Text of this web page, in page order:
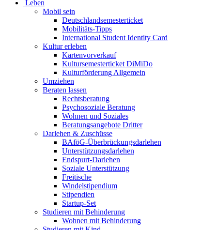
Leben
Mobil sein
Deutschlandsemesterticket
Mobilitäts-Tipps
International Student Identity Card
Kultur erleben
Kartenvorverkauf
Kultursemesterticket DiMiDo
Kulturförderung Allgemein
Umziehen
Beraten lassen
Rechtsberatung
Psychosoziale Beratung
Wohnen und Soziales
Beratungsangebote Dritter
Darlehen & Zuschüsse
BAföG-Überbrückungsdarlehen
Unterstützungsdarlehen
Endspurt-Darlehen
Soziale Unterstützung
Freitische
Windelstipendium
Stipendien
Startup-Set
Studieren mit Behinderung
Wohnen mit Behinderung